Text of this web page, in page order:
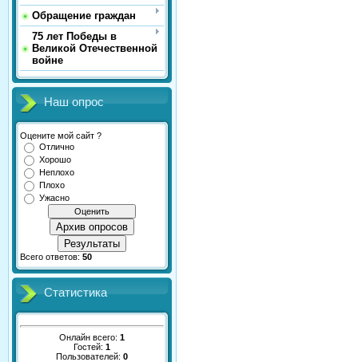
Обращение граждан
75 лет Победы в
Великой Отечественной
войне
Наш опрос
Оцените мой сайт ?
Отлично
Хорошо
Неплохо
Плохо
Ужасно
Архив опросов
Результаты
Всего ответов: 50
Статистика
Онлайн всего: 1
Гостей: 1
Пользователей: 0